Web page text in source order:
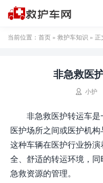
当前位置： 首页 » 救护车知识 » 正
非急救医
 小护
非急救医护转运车
医护场所之间或医护机构
这种车辆在医护行业扮
全、舒适的转运环境，
急救资源的管理。